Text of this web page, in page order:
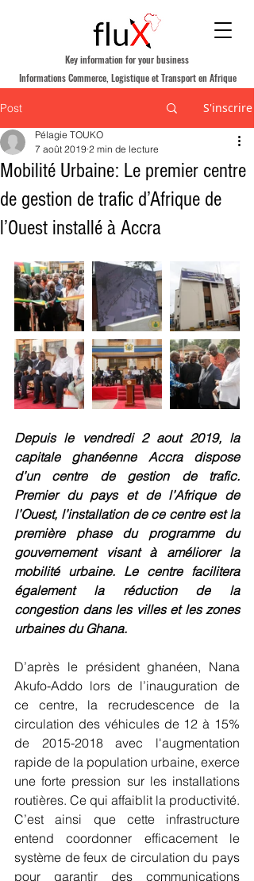
Informations Commerce, Logistique et Transport en Afrique
Key information for your business
Post S'inscrire
Mobilité Urbaine: Le premier centre
de gestion de trafic d’Afrique de
l’Ouest installé à Accra
Pélagie TOUKO
7 août 2019 2 min de lecture
Depuis le vendredi 2 aout 2019, la
capitale ghanéenne Accra dispose
d’un centre de gestion de trafic.
Premier du pays et de l’Afrique de
l’Ouest, l’installation de ce centre est la
première phase du programme du
gouvernement visant à améliorer la
mobilité urbaine. Le centre facilitera
également la réduction de la
congestion dans les villes et les zones
urbaines du Ghana.
D’après le président ghanéen, Nana
Akufo-Addo lors de l’inauguration de
ce centre, la recrudescence de la
circulation des véhicules de 12 à 15%
de 2015-2018 avec l'augmentation
rapide de la population urbaine, exerce
une forte pression sur les installations
routières. Ce qui affaiblit la productivité.
C’est ainsi que cette infrastructure
entend coordonner efficacement le
système de feux de circulation du pays
pour garantir des communications